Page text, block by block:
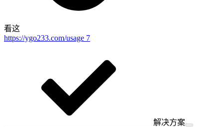
看这
https://ygo233.com/usage 7
解决方案